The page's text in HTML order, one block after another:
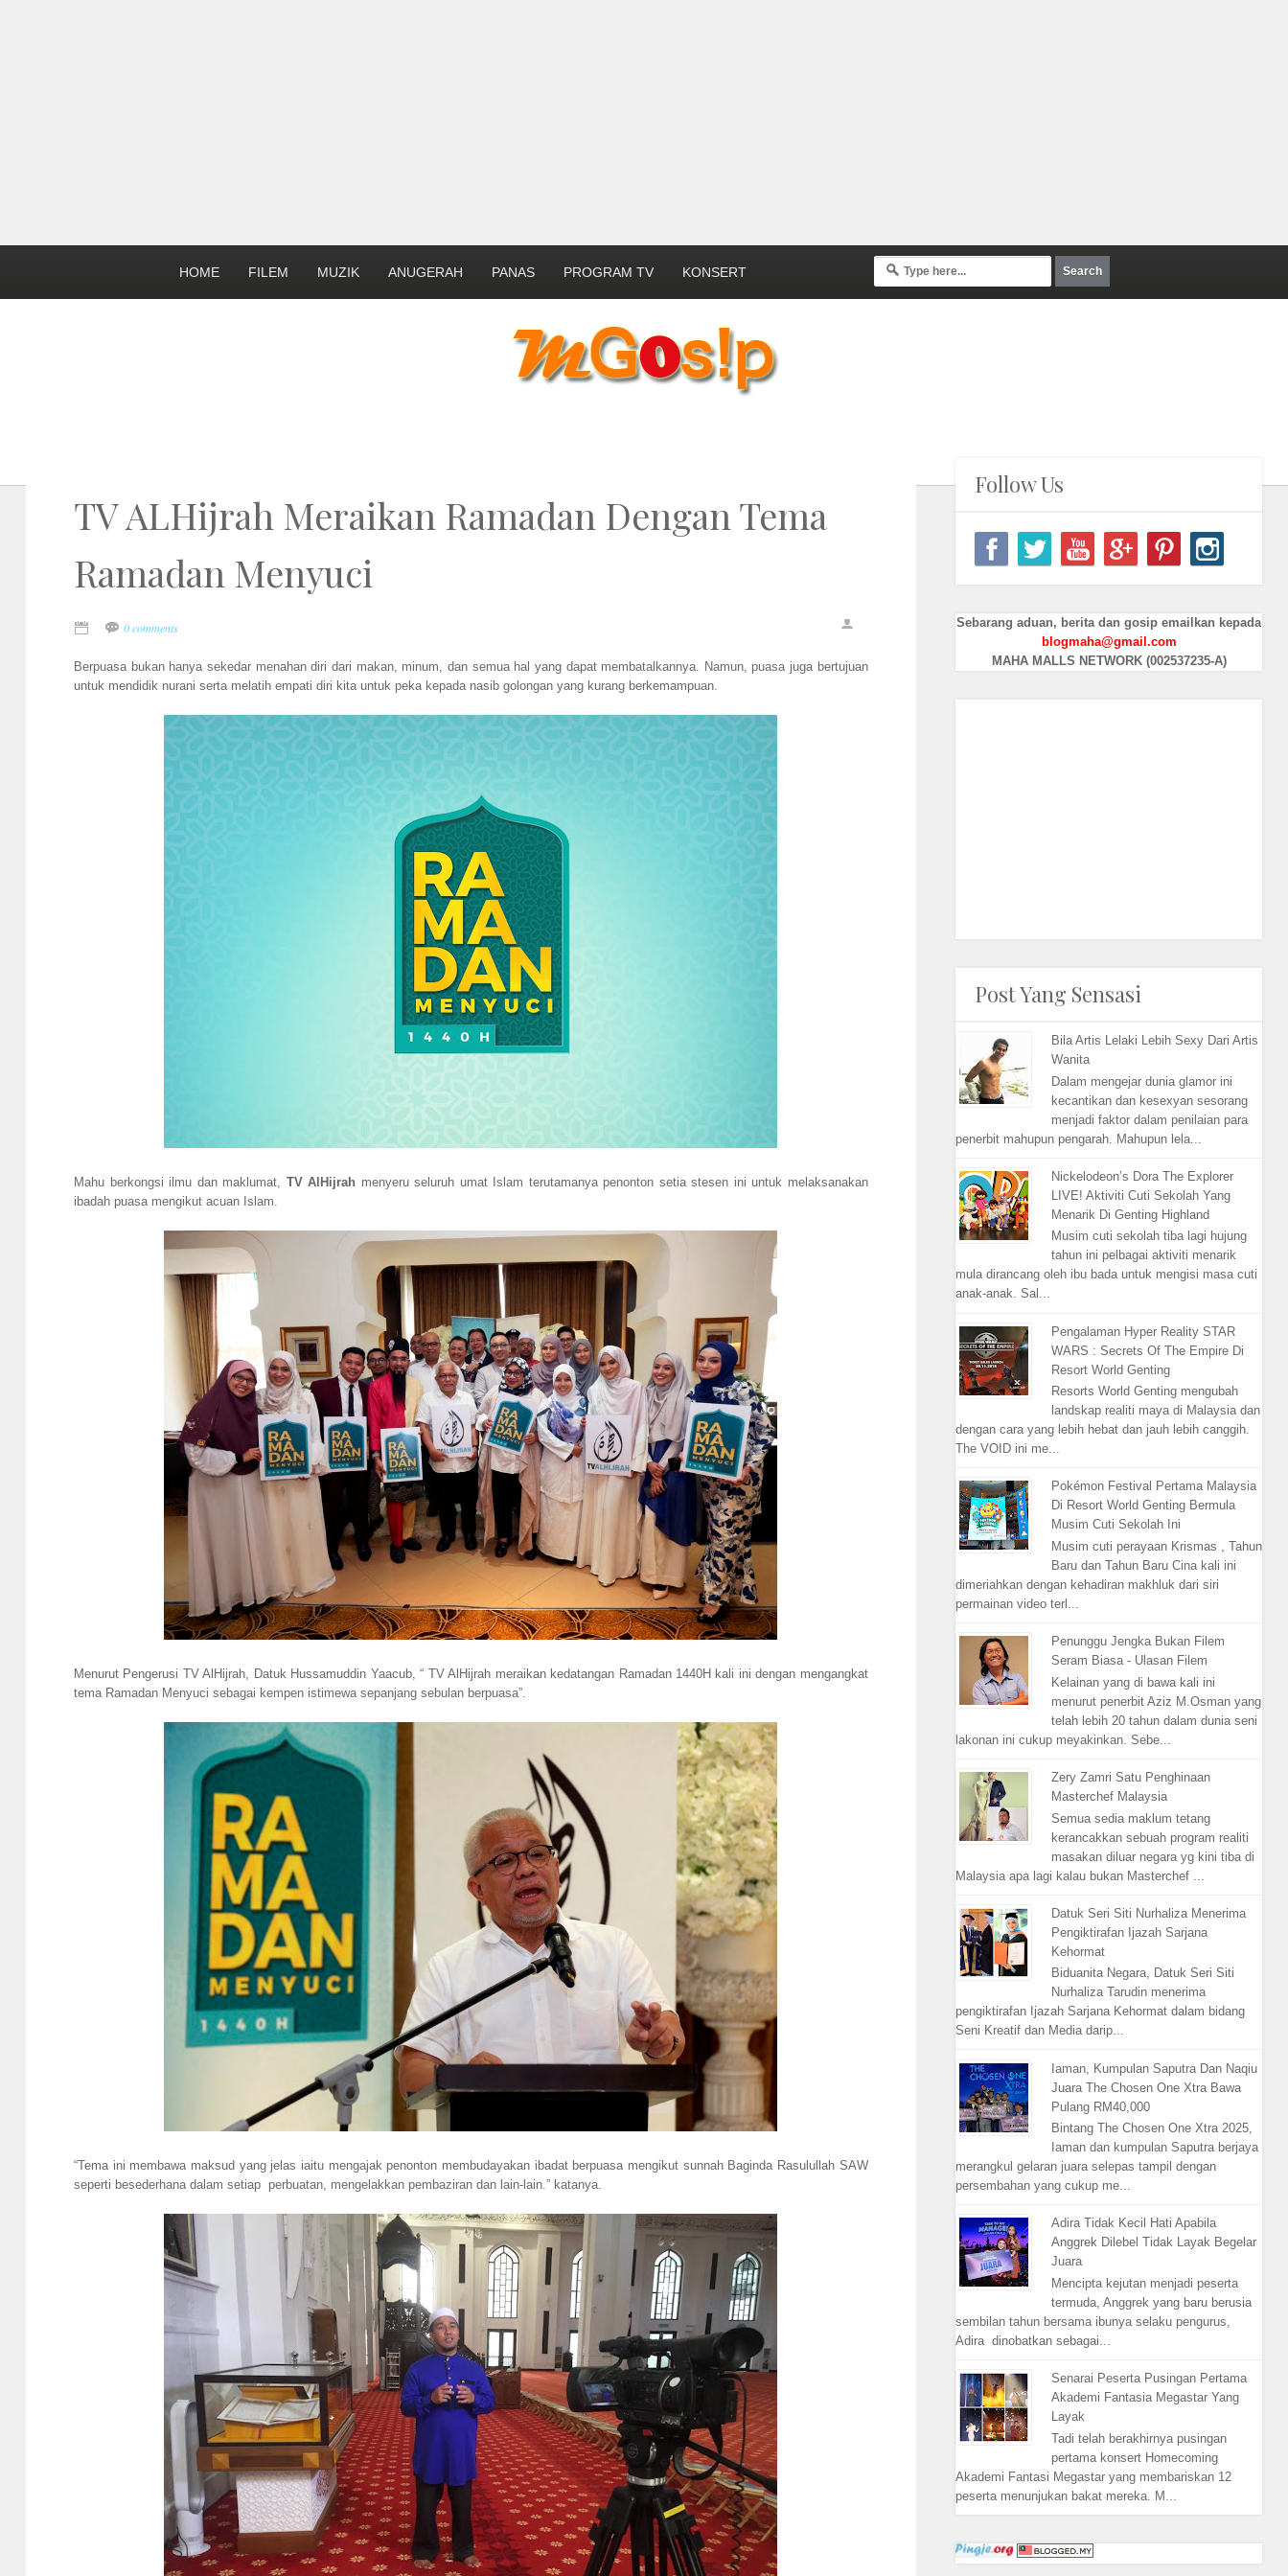
HOME FILEM MUZIK ANUGERAH PANAS PROGRAM TV KONSERT
TV ALHijrah Meraikan Ramadan Dengan Tema
Ramadan Menyuci
0 comments
Berpuasa bukan hanya sekedar menahan diri dari makan, minum, dan semua hal yang dapat membatalkannya. Namun, puasa juga bertujuan
untuk mendidik nurani serta melatih empati diri kita untuk peka kepada nasib golongan yang kurang berkemampuan.
Mahu berkongsi ilmu dan maklumat, TV AlHijrah menyeru seluruh umat Islam terutamanya penonton setia stesen ini untuk melaksanakan
ibadah puasa mengikut acuan Islam.
Menurut Pengerusi TV AlHijrah, Datuk Hussamuddin Yaacub, “ TV AlHijrah meraikan kedatangan Ramadan 1440H kali ini dengan mengangkat
tema Ramadan Menyuci sebagai kempen istimewa sepanjang sebulan berpuasa”.
“Tema ini membawa maksud yang jelas iaitu mengajak penonton membudayakan ibadat berpuasa mengikut sunnah Baginda Rasulullah SAW
seperti besederhana dalam setiap perbuatan, mengelakkan pembaziran dan lain-lain.” katanya.
Follow Us
Sebarang aduan, berita dan gosip emailkan kepada
blogmaha@gmail.com
MAHA MALLS NETWORK (002537235-A)
Post Yang Sensasi
Bila Artis Lelaki Lebih Sexy Dari Artis
Wanita
Dalam mengejar dunia glamor ini
kecantikan dan kesexyan sesorang
menjadi faktor dalam penilaian para
penerbit mahupun pengarah. Mahupun lela...
Nickelodeon’s Dora The Explorer
LIVE! Aktiviti Cuti Sekolah Yang
Menarik Di Genting Highland
Musim cuti sekolah tiba lagi hujung
tahun ini pelbagai aktiviti menarik
mula dirancang oleh ibu bada untuk mengisi masa cuti
anak-anak. Sal...
Pengalaman Hyper Reality STAR
WARS : Secrets Of The Empire Di
Resort World Genting
Resorts World Genting mengubah
landskap realiti maya di Malaysia dan
dengan cara yang lebih hebat dan jauh lebih canggih.
The VOID ini me...
Pokémon Festival Pertama Malaysia
Di Resort World Genting Bermula
Musim Cuti Sekolah Ini
Musim cuti perayaan Krismas , Tahun
Baru dan Tahun Baru Cina kali ini
dimeriahkan dengan kehadiran makhluk dari siri
permainan video terl...
Penunggu Jengka Bukan Filem
Seram Biasa - Ulasan Filem
Kelainan yang di bawa kali ini
menurut penerbit Aziz M.Osman yang
telah lebih 20 tahun dalam dunia seni
lakonan ini cukup meyakinkan. Sebe...
Zery Zamri Satu Penghinaan
Masterchef Malaysia
Semua sedia maklum tetang
kerancakkan sebuah program realiti
masakan diluar negara yg kini tiba di
Malaysia apa lagi kalau bukan Masterchef ...
Datuk Seri Siti Nurhaliza Menerima
Pengiktirafan Ijazah Sarjana
Kehormat
Biduanita Negara, Datuk Seri Siti
Nurhaliza Tarudin menerima
pengiktirafan Ijazah Sarjana Kehormat dalam bidang
Seni Kreatif dan Media darip...
Iaman, Kumpulan Saputra Dan Naqiu
Juara The Chosen One Xtra Bawa
Pulang RM40,000
Bintang The Chosen One Xtra 2025,
Iaman dan kumpulan Saputra berjaya
merangkul gelaran juara selepas tampil dengan
persembahan yang cukup me...
Adira Tidak Kecil Hati Apabila
Anggrek Dilebel Tidak Layak Begelar
Juara
Mencipta kejutan menjadi peserta
termuda, Anggrek yang baru berusia
sembilan tahun bersama ibunya selaku pengurus,
Adira dinobatkan sebagai...
Senarai Peserta Pusingan Pertama
Akademi Fantasia Megastar Yang
Layak
Tadi telah berakhirnya pusingan
pertama konsert Homecoming
Akademi Fantasi Megastar yang membariskan 12
peserta menunjukan bakat mereka. M...